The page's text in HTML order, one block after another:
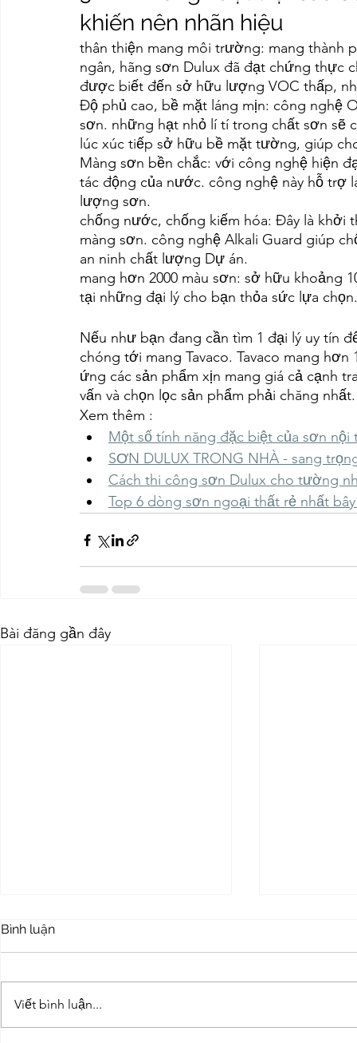
khiến nên nhãn hiệu
thân thiện mang môi trường: mang thành
ngân, hãng sơn Dulux đã đạt chứng thực
được biết đến sở hữu lượng VOC thấp,
Độ phủ cao, bề mặt láng mịn: công nghệ
sơn. những hạt nhỏ lí tí trong chất sơn sẽ
lúc xúc tiếp sở hữu bề mặt tường, giúp
Màng sơn bền chắc: với công nghệ hiện
tác động của nước. công nghệ này hỗ trợ
lượng sơn.
chống nước, chống kiếm hóa: Đây là
màng sơn. công nghệ Alkali Guard giúp
an ninh chất lượng Dự án.
mang hơn 2000 màu sơn: sở hữu khoảng
tại những đại lý cho bạn thỏa sức lựa chọn.
Nếu như bạn đang cần tìm 1 đại lý uy tín
chóng tới mang Tavaco. Tavaco mang
ứng các sản phẩm xịn mang giá cả cạnh
vấn và chọn lọc sản phẩm phải chăng nhất.
Xem thêm :
Một số tính năng đặc biệt của sơn nội
SƠN DULUX TRONG NHÀ - sang
Cách thi công sơn Dulux cho tường
Top 6 dòng sơn ngoại thất rẻ nhất
Bài đăng gần đây
Bình luận
Viết bình luận...